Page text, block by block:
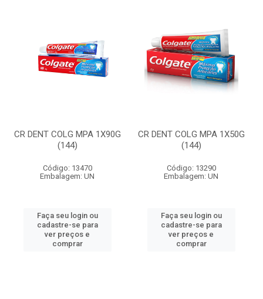
CR DENT COLG MPA 1X90G
(144)
Código: 13470
Embalagem: UN
Faça seu login ou
cadastre-se para
ver preços e
comprar
CR DENT COLG MPA 1X50G
(144)
Código: 13290
Embalagem: UN
Faça seu login ou
cadastre-se para
ver preços e
comprar